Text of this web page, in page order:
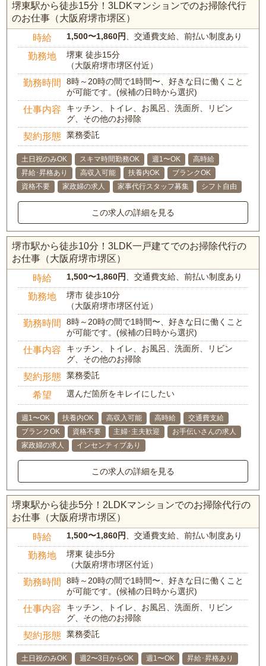
堺東駅から徒歩15分！3LDKマンションでのお掃除代行
のお仕事（大阪府堺市堺区）
時給 1,500〜1,860円 、交通費支給、前払い制度あり
勤務地
堺東 徒歩15分
（大阪府堺市堺区付近）
勤務時間
8時～20時の間で1時間〜、好きな日に働くこと
が可能です。(候補の日時から選択)
仕事内容
キッチン、トイレ、お風呂、洗面所、リビン
グ、その他のお掃除
契約形態 業務委託
土日祝のみOK スキマ時間勤務OK 週1〜OK
高時給
昇給･昇格あり
高収入可能 扶養内OK
ブランクOK
資格不要
家政婦の求人 家事代行スタッフ募集 シフト自由
この求人の詳細を見る
堺市駅から徒歩10分！3LDK一戸建てでのお掃除代行の
お仕事（大阪府堺市堺区）
時給 1,500〜1,860円 、交通費支給、前払い制度あり
勤務地
堺市 徒歩10分
（大阪府堺市堺区付近）
勤務時間
8時～20時の間で1時間〜、好きな日に働くこと
が可能です。(候補の日時から選択)
仕事内容
キッチン、トイレ、お風呂、洗面所、リビン
グ、その他のお掃除
契約形態 業務委託
希望 選んだ箇所をキレイにしたい
週1〜OK 扶養内OK 高収入可能 高時給
交通費支給
ブランクOK
資格不要 主婦･主夫歓迎
お手伝いさんの求人
家政婦の求人
インセンティブあり
この求人の詳細を見る
堺東駅から徒歩5分！2LDKマンションでのお掃除代行の
お仕事（大阪府堺市堺区）
時給 1,500〜1,860円 、交通費支給、前払い制度あり
勤務地
堺東 徒歩5分
（大阪府堺市堺区付近）
勤務時間
8時～20時の間で1時間〜、好きな日に働くこと
が可能です。(候補の日時から選択)
仕事内容
キッチン、トイレ、お風呂、洗面所、リビン
グ、その他のお掃除
契約形態 業務委託
土日祝のみOK 週2〜3日からOK 週1〜OK 昇給･昇格あり